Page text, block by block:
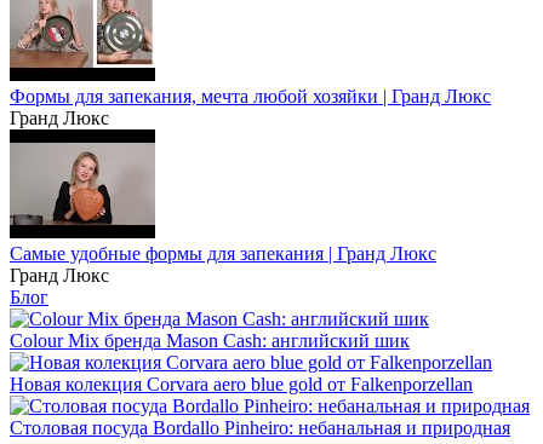
Формы для запекания, мечта любой хозяйки | Гранд Люкс
Гранд Люкс
Самые удобные формы для запекания | Гранд Люкс
Гранд Люкс
Блог
Colour Mix бренда Mason Cash: английский шик
Новая колекция Corvara aero blue gold от Falkenporzellan
Столовая посуда Bordallo Pinheiro: небанальная и природная